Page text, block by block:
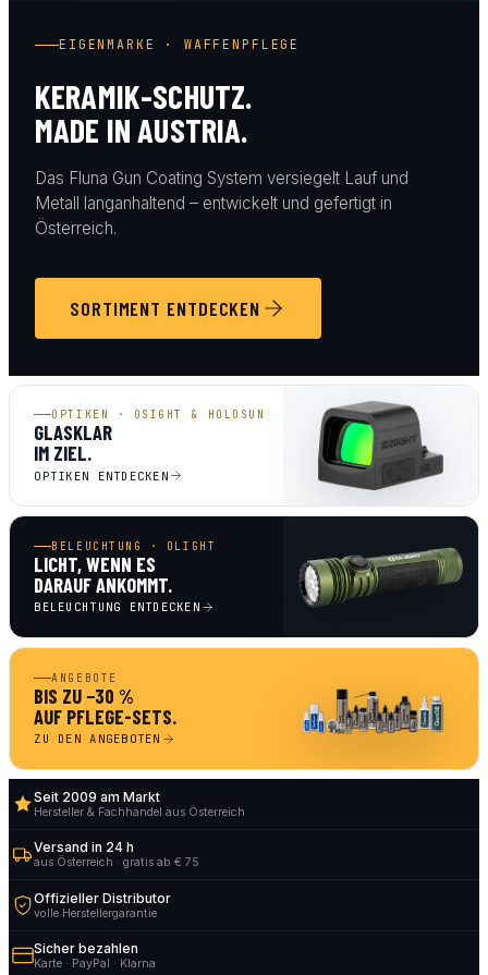
EIGENMARKE · WAFFENPFLEGE
KERAMIK-SCHUTZ.
MADE IN AUSTRIA.
Das Fluna Gun Coating System versiegelt Lauf und
Metall langanhaltend – entwickelt und gefertigt in
Österreich.
SORTIMENT ENTDECKEN
OPTIKEN · OSIGHT & HOLOSUN
GLASKLAR
IM ZIEL.
OPTIKEN ENTDECKEN
BELEUCHTUNG · OLIGHT
LICHT, WENN ES
DARAUF ANKOMMT.
BELEUCHTUNG ENTDECKEN
ANGEBOTE
BIS ZU −30 %
AUF PFLEGE-SETS.
ZU DEN ANGEBOTEN
Seit 2009 am Markt
Hersteller & Fachhandel aus Österreich
Versand in 24 h
aus Österreich · gratis ab € 75
Offizieller Distributor
volle Herstellergarantie
Sicher bezahlen
Karte · PayPal · Klarna